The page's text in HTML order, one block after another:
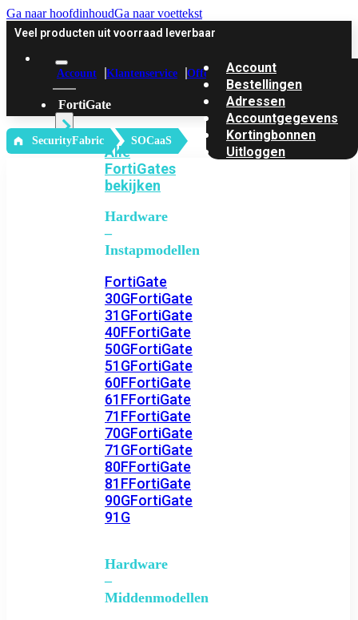
Ga naar hoofdinhoudGa naar voettekst
Veel producten uit voorraad leverbaar
Account Klantenservice Offerte
FortiGate
Alle
FortiGates
bekijken
Hardware
–
Instapmodellen
FortiGate
30GFortiGate
31GFortiGate
40FFortiGate
50GFortiGate
51GFortiGate
60FFortiGate
61FFortiGate
71FFortiGate
70GFortiGate
71GFortiGate
80FFortiGate
81FFortiGate
90GFortiGate
91G
Hardware
–
Middenmodellen
Account
Bestellingen
Adressen
Accountgegevens
Kortingbonnen
Uitloggen
‎ SecurityFabric SOCaaS